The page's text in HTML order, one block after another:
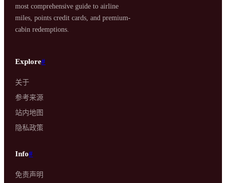
most comprehensive guide to airline
miles, points credit cards, and premium-
cabin redemptions.
Explore#
关于
参考来源
站内地图
隐私政策
Info#
免责声明